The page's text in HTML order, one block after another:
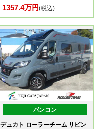
1357.4万円(税込)
バンコン
デュカト ローラーチーム リビン